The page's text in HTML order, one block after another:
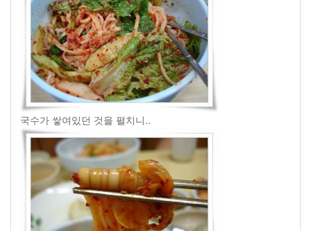
국수가 쌓여있던 것을 펼치니..